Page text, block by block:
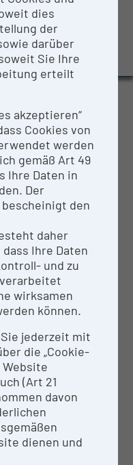
Datenbank:
or they can be
A
dimensions and
Online
enzymes.
sample
has been
gradient
uses the Dual
of biological
dies
der
darüber
Sie Ihre
erteilt
akzeptieren“
Cookies von
werden
gemäß Art 49
Ihre Daten in
Der
den
daher
Ihre Daten
und zu
wirksamen
können.
jederzeit mit
die „Cookie-
Website
(Art 21
davon
dienen und